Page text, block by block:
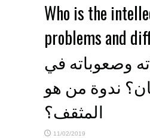
Who is the
problems and
وصعوباته في
ندوة من هو
المثقف؟
11/02/2019